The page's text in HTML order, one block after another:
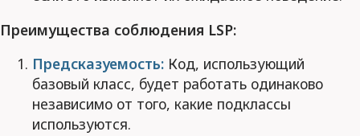
Преимущества соблюдения LSP:
Предсказуемость: Код, использующий
базовый класс, будет работать одинаково
независимо от того, какие подклассы
используются.